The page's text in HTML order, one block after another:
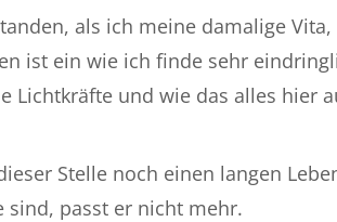
als ich meine damalige
ist ein wie ich finde sehr
Lichtkräfte und wie das alles hier
Stelle noch einen langen
sind, passt er nicht mehr.